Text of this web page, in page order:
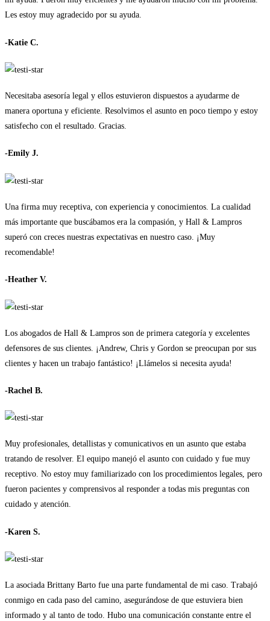
Les estoy muy agradecido por su ayuda.
-Katie C.
Necesitaba asesoría legal y ellos estuvieron dispuestos a ayudarme de
manera oportuna y eficiente. Resolvimos el asunto en poco tiempo y estoy
satisfecho con el resultado. Gracias.
-Emily J.
Una firma muy receptiva, con experiencia y conocimientos. La cualidad
más importante que buscábamos era la compasión, y Hall & Lampros
superó con creces nuestras expectativas en nuestro caso. ¡Muy
recomendable!
-Heather V.
Los abogados de Hall & Lampros son de primera categoría y excelentes
defensores de sus clientes. ¡Andrew, Chris y Gordon se preocupan por sus
clientes y hacen un trabajo fantástico! ¡Llámelos si necesita ayuda!
-Rachel B.
Muy profesionales, detallistas y comunicativos en un asunto que estaba
tratando de resolver. El equipo manejó el asunto con cuidado y fue muy
receptivo. No estoy muy familiarizado con los procedimientos legales, pero
fueron pacientes y comprensivos al responder a todas mis preguntas con
cuidado y atención.
-Karen S.
La asociada Brittany Barto fue una parte fundamental de mi caso. Trabajó
conmigo en cada paso del camino, asegurándose de que estuviera bien
informado y al tanto de todo. Hubo una comunicación constante entre el